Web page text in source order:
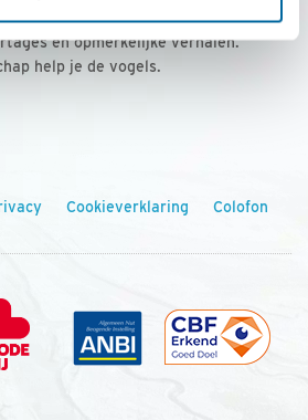
voor onze leden, met
en opmerkelijke verhalen.
help je de vogels.
Cookieverklaring Colofon